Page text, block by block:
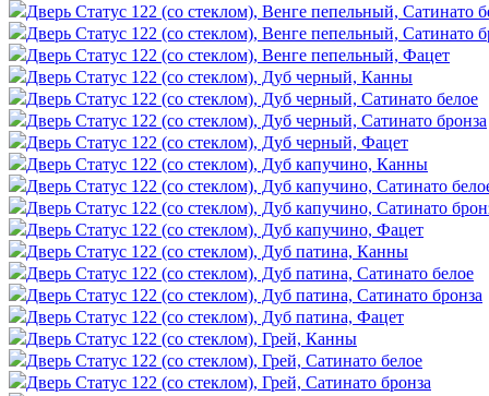
Дверь Статус 122 (со стеклом), Венге пепельный, Сатинато
Дверь Статус 122 (со стеклом), Венге пепельный, Сатинато
Дверь Статус 122 (со стеклом), Венге пепельный, Фацет
Дверь Статус 122 (со стеклом), Дуб черный, Канны
Дверь Статус 122 (со стеклом), Дуб черный, Сатинато белое
Дверь Статус 122 (со стеклом), Дуб черный, Сатинато бронза
Дверь Статус 122 (со стеклом), Дуб черный, Фацет
Дверь Статус 122 (со стеклом), Дуб капучино, Канны
Дверь Статус 122 (со стеклом), Дуб капучино, Сатинато
Дверь Статус 122 (со стеклом), Дуб капучино, Сатинато
Дверь Статус 122 (со стеклом), Дуб капучино, Фацет
Дверь Статус 122 (со стеклом), Дуб патина, Канны
Дверь Статус 122 (со стеклом), Дуб патина, Сатинато белое
Дверь Статус 122 (со стеклом), Дуб патина, Сатинато бронза
Дверь Статус 122 (со стеклом), Дуб патина, Фацет
Дверь Статус 122 (со стеклом), Грей, Канны
Дверь Статус 122 (со стеклом), Грей, Сатинато белое
Дверь Статус 122 (со стеклом), Грей, Сатинато бронза